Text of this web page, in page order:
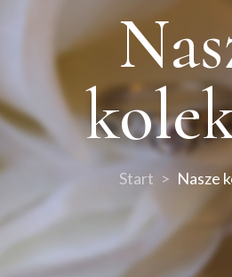
Start Nasze